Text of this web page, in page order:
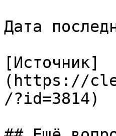
Дата
[Источник]
(https://
/?id=3814)